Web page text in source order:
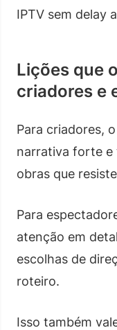
IPTV sem delay
Lições que
criadores e
Para criadores,
narrativa forte e
obras que
Para
atenção em
escolhas de
roteiro.
Isso também